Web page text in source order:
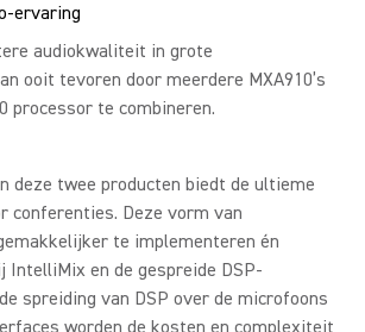
ervaring
audiokwaliteit in grote
ooit tevoren door meerdere MXA910’s
processor te combineren.
deze twee producten biedt de ultieme
conferenties. Deze vorm van
te implementeren én
IntelliMix en de gespreide DSP-
spreiding van DSP over de microfoons
worden de kosten en complexiteit